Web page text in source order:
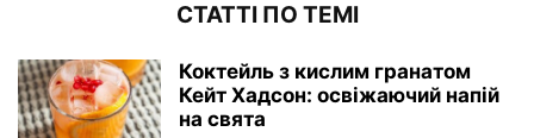
СТАТТІ ПО ТЕМІ
Коктейль з кислим гранатом
Кейт Хадсон: освіжаючий напій
на свята